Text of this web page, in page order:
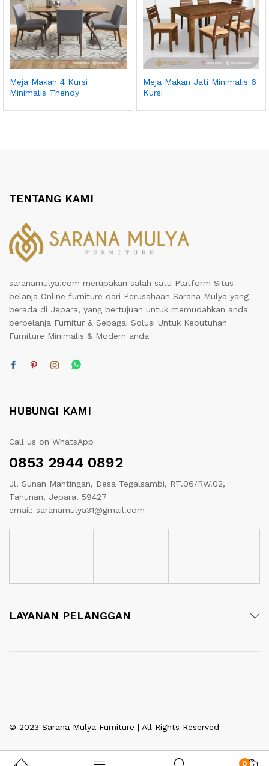
Meja Makan 4 Kursi
Minimalis Thendy
Meja Makan Jati Minimalis 6
Kursi
TENTANG KAMI
saranamulya.com merupakan salah satu Platform Situs
belanja Online furniture dari Perusahaan Sarana Mulya yang
berada di Jepara, yang bertujuan untuk memudahkan anda
berbelanja Furnitur & Sebagai Solusi Untuk Kebutuhan
Furniture Minimalis & Modern anda
HUBUNGI KAMI
Call us on WhatsApp
0853 2944 0892
Jl. Sunan Mantingan, Desa Tegalsambi, RT.06/RW.02,
Tahunan, Jepara. 59427
email: saranamulya31@gmail.com
LAYANAN PELANGGAN
© 2023 Sarana Mulya Furniture | All Rights Reserved
0